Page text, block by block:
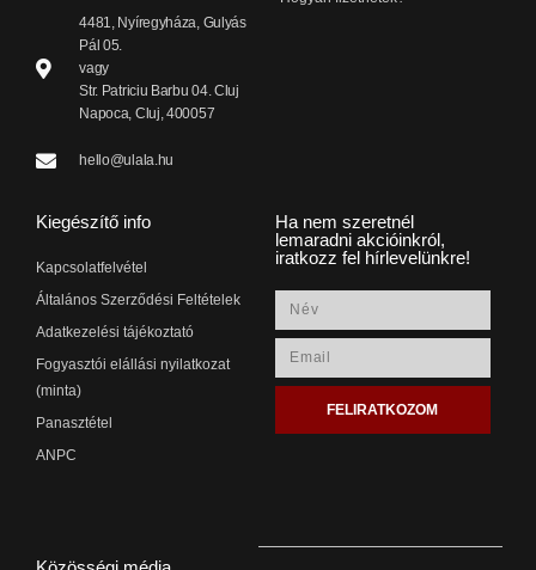
4481, Nyíregyháza, Gulyás
Pál 05.
vagy
Str. Patriciu Barbu 04. Cluj
Napoca, Cluj, 400057
hello@ulala.hu
Kiegészítő info
Kapcsolatfelvétel
Általános Szerződési Feltételek
Adatkezelési tájékoztató
Fogyasztói elállási nyilatkozat
(minta)
Panasztétel
ANPC
Ha nem szeretnél
lemaradni akcióinkról,
iratkozz fel hírlevelünkre!
FELIRATKOZOM